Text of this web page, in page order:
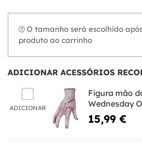
O tamanho será escolhido
produto ao carrinho
ADICIONAR ACESSÓRIOS
ADICIONAR
Figura mão
Wednesday
15,99 €